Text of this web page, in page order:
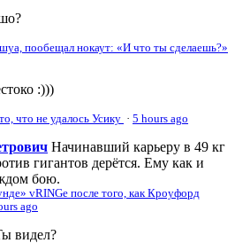
пообещал нокаут: «И что ты сделаешь?»
:)))
что не удалось Усику · 5 hours ago
Начинавший карьеру в 49 кг
гигантов дерётся. Ему как и
бою.
vRINGe после того, как Кроуфорд
ago
видел?